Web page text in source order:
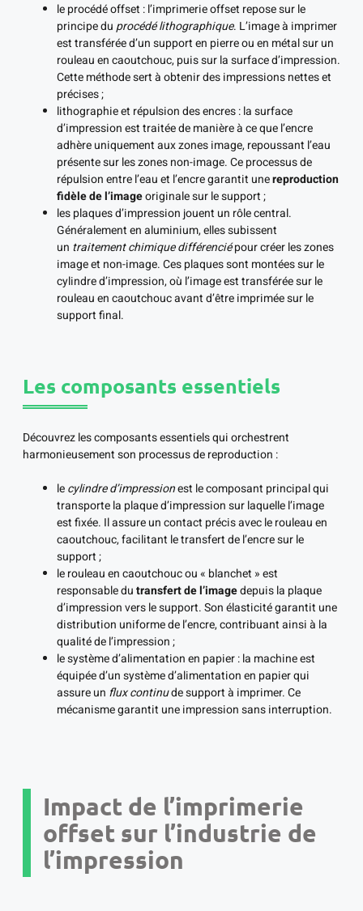
le procédé offset : l’imprimerie offset repose sur le
principe duprocédé lithographique. L’image à imprimer
est transférée d’un support en pierre ou en métal sur un
rouleau en caoutchouc, puis sur la surface d’impression.
Cette méthode sert à obtenir des impressions nettes et
précises ;
lithographie et répulsion des encres : la surface
d’impression est traitée de manière à ce que l’encre
adhère uniquement aux zones image, repoussant l’eau
présente sur les zones non-image. Ce processus de
répulsion entre l’eau et l’encre garantit unereproduction
fidèle de l’imageoriginale sur le support ;
les plaques d’impression jouent un rôle central.
Généralement en aluminium, elles subissent
un traitement chimique différenciépour créer les zones
image et non-image. Ces plaques sont montées sur le
cylindre d’impression, où l’image est transférée sur le
rouleau en caoutchouc avant d’être imprimée sur le
support final.
Les composants essentiels
Découvrez les composants essentiels qui orchestrent
harmonieusement son processus de reproduction :
lecylindre d’impressionest le composant principal qui
transporte la plaque d’impression sur laquelle l’image
est fixée. Il assure un contact précis avec le rouleau en
caoutchouc, facilitant le transfert de l’encre sur le
support ;
le rouleau en caoutchouc ou « blanchet » est
responsable dutransfert de l’imagedepuis la plaque
d’impression vers le support. Son élasticité garantit une
distribution uniforme de l’encre, contribuant ainsi à la
qualité de l’impression ;
le système d’alimentation en papier : la machine est
équipée d’un système d’alimentation en papier qui
assure un flux continude support à imprimer. Ce
mécanisme garantit une impression sans interruption.
Impact de l’imprimerie
offset sur l’industrie de
l’impression